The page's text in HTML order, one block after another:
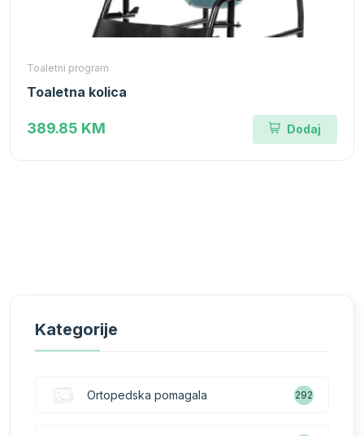
Toaletni program
Toaletna kolica
389.85 KM Dodaj
Kategorije
Ortopedska pomagala 292